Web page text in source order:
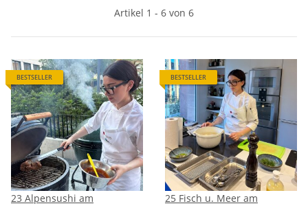
Artikel 1 - 6 von 6
BESTSELLER
23 Alpensushi am
BESTSELLER
25 Fisch u. Meer am